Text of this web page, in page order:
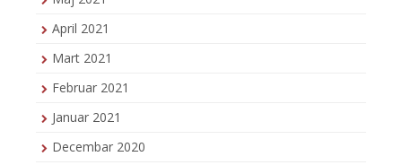
April 2021
Mart 2021
Februar 2021
Januar 2021
Decembar 2020